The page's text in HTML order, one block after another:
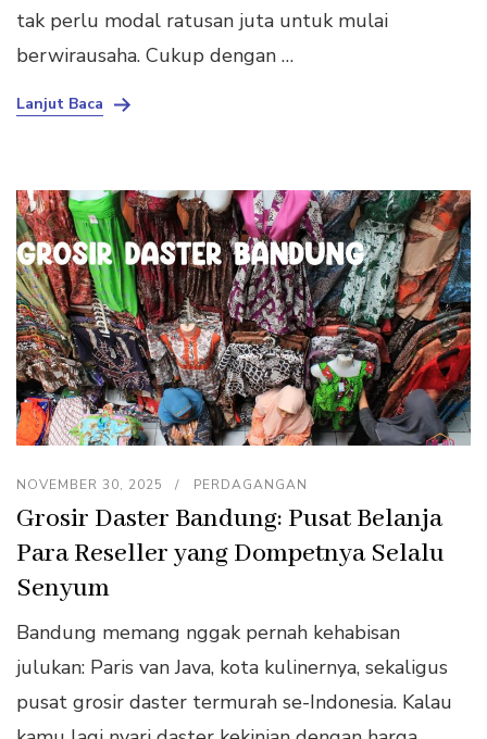
tak perlu modal ratusan juta untuk mulai
berwirausaha. Cukup dengan …
Lanjut Baca
NOVEMBER 30, 2025 PERDAGANGAN
Grosir Daster Bandung: Pusat Belanja
Para Reseller yang Dompetnya Selalu
Senyum
Bandung memang nggak pernah kehabisan
julukan: Paris van Java, kota kulinernya, sekaligus
pusat grosir daster termurah se-Indonesia. Kalau